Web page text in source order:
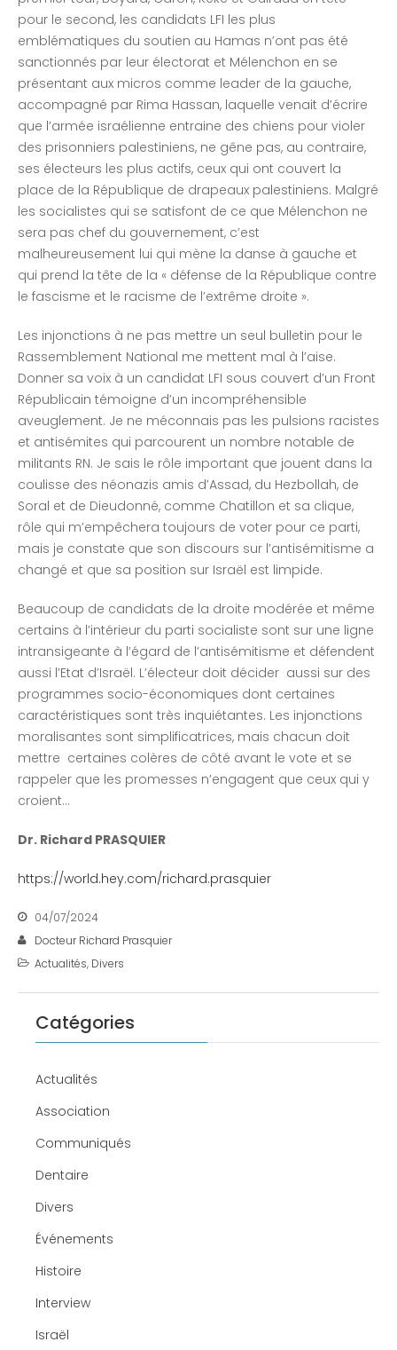
pour le second, les candidats LFI les plus
emblématiques du soutien au Hamas n’ont pas été
sanctionnés par leur électorat et Mélenchon en se
présentant aux micros comme leader de la gauche,
accompagné par Rima Hassan, laquelle venait d’écrire
que l’armée israélienne entraine des chiens pour violer
des prisonniers palestiniens, ne gêne pas, au contraire,
ses électeurs les plus actifs, ceux qui ont couvert la
place de la République de drapeaux palestiniens. Malgré
les socialistes qui se satisfont de ce que Mélenchon ne
sera pas chef du gouvernement, c’est
malheureusement lui qui mène la danse à gauche et
qui prend la tête de la « défense de la République contre
le fascisme et le racisme de l’extrême droite ».
Les injonctions à ne pas mettre un seul bulletin pour le
Rassemblement National me mettent mal à l’aise.
Donner sa voix à un candidat LFI sous couvert d’un Front
Républicain témoigne d’un incompréhensible
aveuglement. Je ne méconnais pas les pulsions racistes
et antisémites qui parcourent un nombre notable de
militants RN. Je sais le rôle important que jouent dans la
coulisse des néonazis amis d’Assad, du Hezbollah, de
Soral et de Dieudonné, comme Chatillon et sa clique,
rôle qui m’empêchera toujours de voter pour ce parti,
mais je constate que son discours sur l’antisémitisme a
changé et que sa position sur Israël est limpide.
Beaucoup de candidats de la droite modérée et même
certains à l’intérieur du parti socialiste sont sur une ligne
intransigeante à l’égard de l’antisémitisme et défendent
aussi l’Etat d’Israël. L’électeur doit décider aussi sur des
programmes socio-économiques dont certaines
caractéristiques sont très inquiétantes. Les injonctions
moralisantes sont simplificatrices, mais chacun doit
mettre certaines colères de côté avant le vote et se
rappeler que les promesses n’engagent que ceux qui y
croient…
Dr. Richard PRASQUIER
https://world.hey.com/richard.prasquier
04/07/2024
Docteur Richard Prasquier
Actualités, Divers
Catégories
Actualités
Association
Communiqués
Dentaire
Divers
Événements
Histoire
Interview
Israël